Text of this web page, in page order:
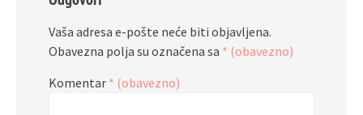
Vaša adresa e-pošte neće biti objavljena.
Obavezna polja su označena sa * (obavezno)
Komentar * (obavezno)